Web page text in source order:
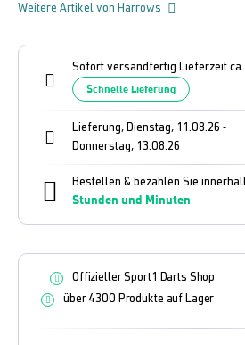
Weitere Artikel von Harrows
Sofort versandfertig Lieferzeit
Schnelle Lieferung
Lieferung, Dienstag, 11.08.26 -
Donnerstag, 13.08.26
Bestellen & bezahlen Sie
Stunden und Minuten
Offizieller Sport1 Darts Shop
über 4300 Produkte auf Lager